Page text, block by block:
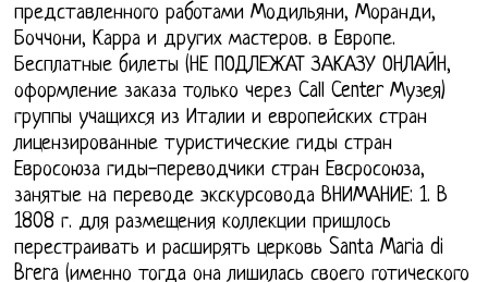
представленного работами Модильяни, Моранди,
Боччони, Карра и других мастеров. в Европе.
Бесплатные билеты (НЕ ПОДЛЕЖАТ ЗАКАЗУ ОНЛАЙН,
оформление заказа только через Call Center Музея)
группы учащихся из Италии и европейских стран
лицензированные туристические гиды стран
Евросоюза гиды-переводчики стран Евсросоюза,
занятые на переводе экскурсовода ВНИМАНИЕ: 1. В
1808 г. для размещения коллекции пришлось
перестраивать и расширять церковь Santa Maria di
Brera (именно тогда она лишилась своего готического